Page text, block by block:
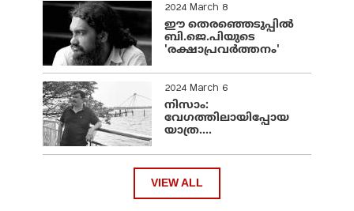
2024 March 8
ഈ തെരഞ്ഞെടുപ്പില്‍
ബി.ജെ.പിയുടെ
'രക്ഷാപ്രവര്‍ത്തനം'
2024 March 6
നിസാം:
വേഗത്തിലായിപ്പോയ
യാത്ര....
VIEW ALL